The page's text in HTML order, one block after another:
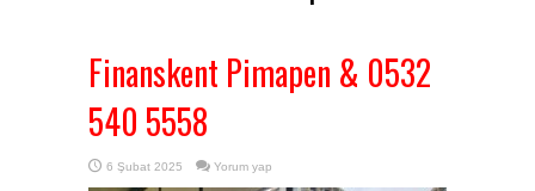
Finanskent Pimapen & 0532
540 5558
6 Şubat 2025 Yorum yap